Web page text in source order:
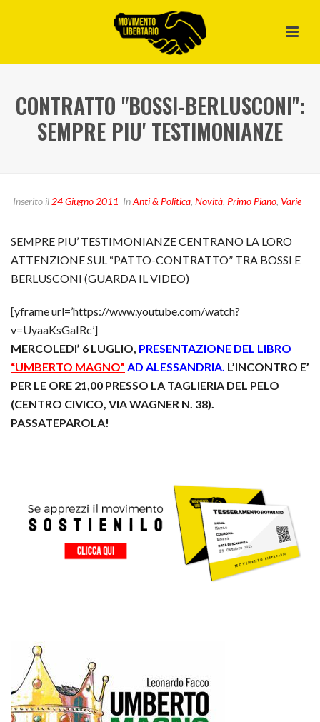
CONTRATTO "BOSSI-BERLUSCONI":
SEMPRE PIU' TESTIMONIANZE
Inserito il 24 Giugno 2011 InAnti & Politica, Novità, Primo Piano, Varie
SEMPRE PIU’ TESTIMONIANZE CENTRANO LA LORO
ATTENZIONE SUL “PATTO-CONTRATTO” TRA BOSSI E
BERLUSCONI (GUARDA IL VIDEO)
[yframe url=’https://www.youtube.com/watch?
v=UyaaKsGaIRc’]
MERCOLEDI’ 6 LUGLIO, PRESENTAZIONE DEL LIBRO
“UMBERTO MAGNO” AD ALESSANDRIA. L’INCONTRO E’
PER LE ORE 21,00 PRESSO LA TAGLIERIA DEL PELO
(CENTRO CIVICO, VIA WAGNER N. 38).
PASSATEPAROLA!